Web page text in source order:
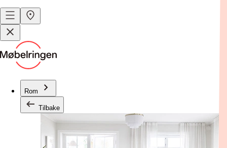
Rom
Tilbake